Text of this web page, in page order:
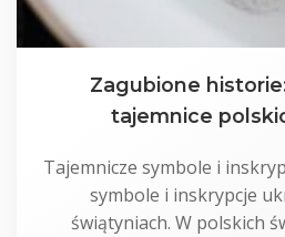
Zagubione
tajemnice
Tajemnicze symbole i
symbole i inskrypcje
świątyniach. W polskich